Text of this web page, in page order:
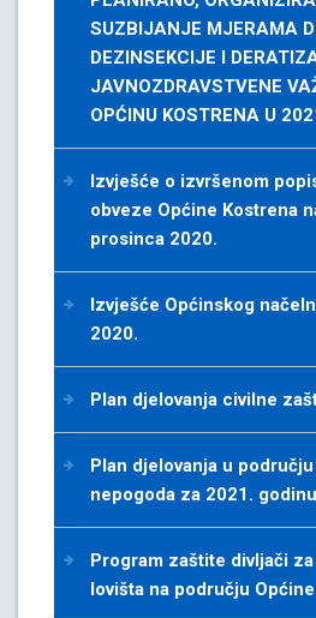
SUZBIJANJE MJERAMA
DEZINSEKCIJE I
JAVNOZDRAVSTVENE
OPĆINU KOSTRENA U
Izvješće o izvršenom
obveze Općine Kostrena
prosinca 2020.
Izvješće Općinskog
2020.
Plan djelovanja civilne
Plan djelovanja u
nepogoda za 2021. godinu
Program zaštite divljači
lovišta na području